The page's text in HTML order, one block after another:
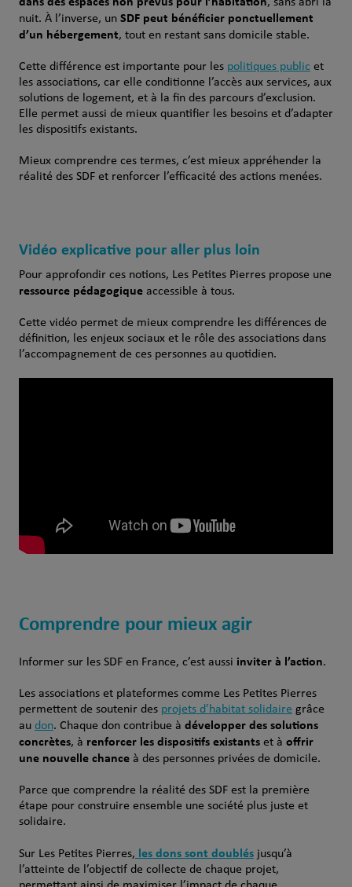
, sans abri la
nuit. À l’inverse, un SDF peut bénéficier ponctuellement
d’un hébergement, tout en restant sans domicile stable.
Cette différence est importante pour les politiques publicet
les associations, car elle conditionne l’accès aux services, aux
solutions de logement, et à la fin des parcours d’exclusion.
Elle permet aussi de mieux quantifier les besoins et d’adapter
les dispositifs existants.
Mieux comprendre ces termes, c’est mieux appréhender la
réalité des SDF et renforcer l’efficacité des actions menées.
Vidéo explicative pour aller plus loin
Pour approfondir ces notions, Les Petites Pierres propose une
ressource pédagogiqueaccessible à tous.
Cette vidéo permet de mieux comprendre les différences de
définition, les enjeux sociaux et le rôle des associations dans
l’accompagnement de ces personnes au quotidien.
Comprendre pour mieux agir
Informer sur les SDF en France, c’est aussi inviter à l’action.
Les associations et plateformes comme Les Petites Pierres
permettent de soutenir des projets d’habitat solidaire grâce
au don. Chaque don contribue à développer des solutions
concrètes, à renforcer les dispositifs existantset à offrir
une nouvelle chanceà des personnes privées de domicile.
Parce que comprendre la réalité des SDF est la première
étape pour construire ensemble une société plus juste et
solidaire.
Sur Les Petites Pierres, les dons sont doublésjusqu’à
l’atteinte de l’objectif de collecte de chaque projet,